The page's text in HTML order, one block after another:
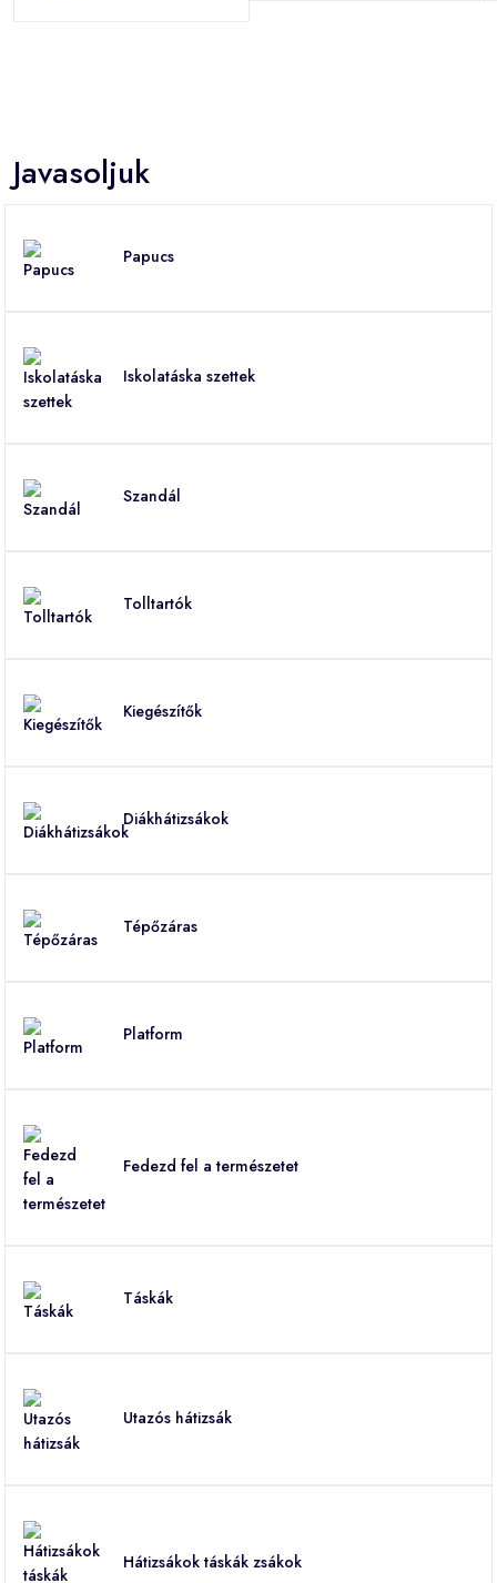
Javasoljuk
Papucs
Iskolatáska szettek
Szandál
Tolltartók
Kiegészítők
Diákhátizsákok
Tépőzáras
Platform
Fedezd fel a természetet
Táskák
Utazós hátizsák
Hátizsákok táskák zsákok